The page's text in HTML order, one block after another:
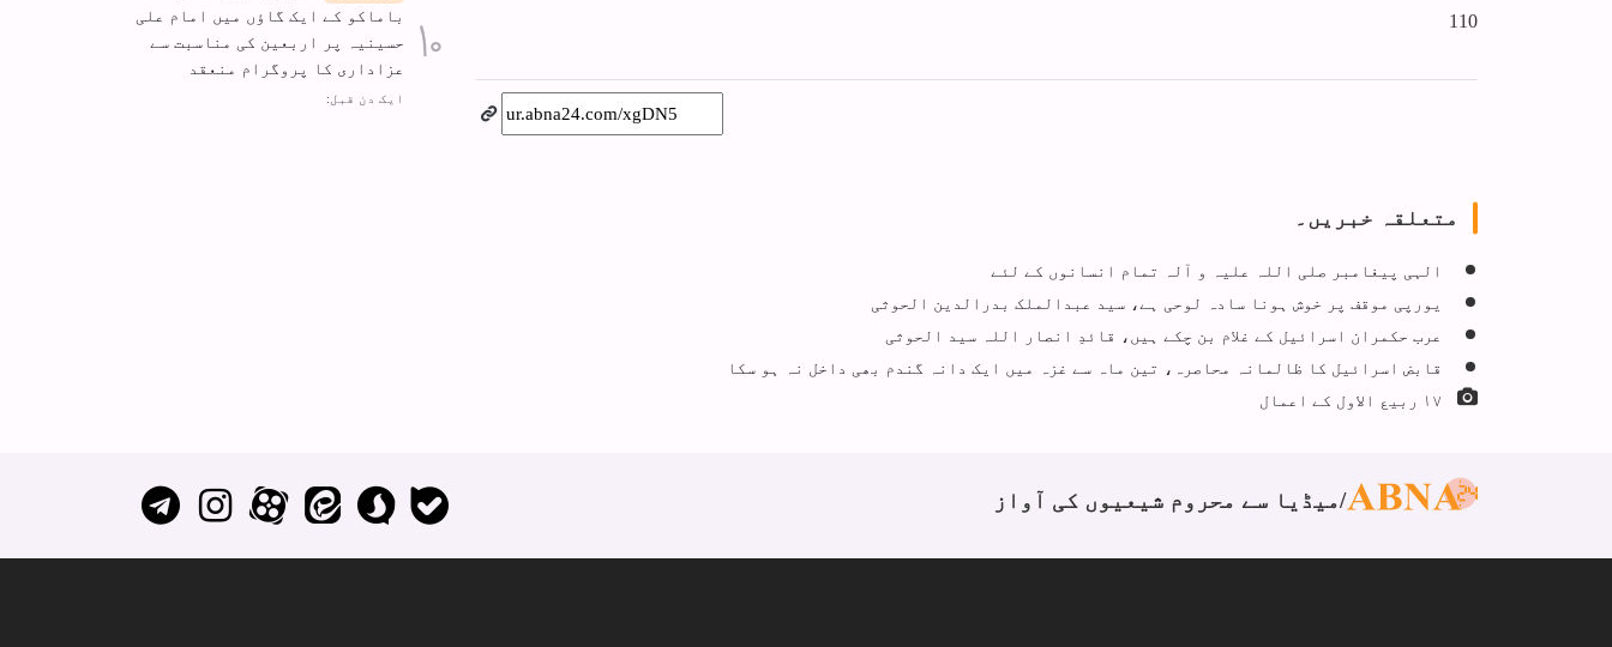
110
متعلقہ خبریں۔
الہی پیغامبر صلی اللہ علیہ و آلہ تمام انسانوں کے لئے
یورپی موقف پر خوش ہونا سادہ لوحی ہے، سید عبدالملک بدرالدین الحوثی
عرب حکمران اسرائیل کے غلام بن چکے ہیں، قائدِ انصار اللہ سید الحوثی
قابض اسرائیل کا ظالمانہ محاصرہ، تین ماہ سے غزہ میں ایک دانہ گندم بھی داخل نہ ہو سکا
۱۷ ربیع الاول کے اعمال
باماکو کے ایک گاؤں میں امام علی
حسینیہ پر اربعین کی مناسبت سے
عزاداری کا پروگرام منعقد
ایک دن قبل:
میڈیا سے محروم شیعیوں کی آواز